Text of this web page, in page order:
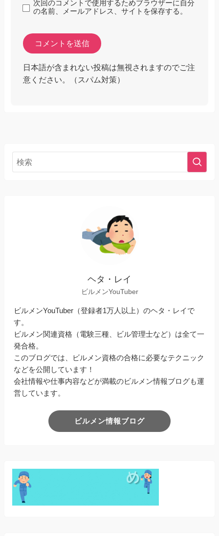
次回のコメントで使用するためブラウザーに自分
の名前、メールアドレス、サイトを保存する。
日本語が含まれない投稿は無視されますのでご注
意ください。（スパム対策）
ヘタ・レイ
ビルメンYouTuber
ビルメンYouTuber（登録者1万人以上）のヘタ・レイで
す。
ビルメン関連資格（電験三種、ビル管理士など）は全て一
発合格。
このブログでは、ビルメン資格の合格に必要なテクニック
などを公開しています！
会社情報や仕事内容などが満載のビルメン情報ブログも運
営しています。
ビルメン情報ブログ